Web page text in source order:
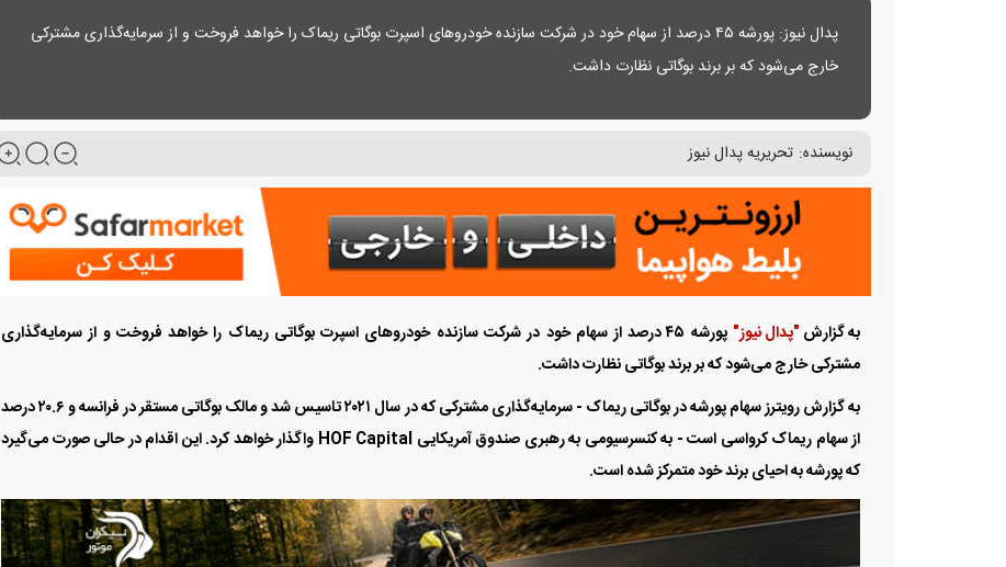
پدال نیوز: پورشه ۴۵ درصد از سهام خود در شرکت سازنده خودرو‌های اسپرت بوگاتی ریماک را خواهد فروخت و از سرمایه‌گذاری مشترکی
خارج می‌شود که بر برند بوگاتی نظارت داشت.
نویسنده: تحریریه پدال نیوز
به گزارش"پدال نیوز"
پورشه ۴۵ درصد از سهام خود در شرکت سازنده خودرو‌های اسپرت بوگاتی ریماک را خواهد فروخت و از سرمایه‌گذاری
مشترکی خارج می‌شود که بر برند بوگاتی نظارت داشت.
به گزارش رویترز سهام پورشه در بوگاتی ریماک - سرمایه‌گذاری مشترکی که در سال ۲۰۲۱ تاسیس شد و مالک بوگاتی مستقر در فرانسه و ۲۰.۶ درصد
از سهام ریماک کرواسی است - به کنسرسیومی به رهبری صندوق آمریکایی HOF Capital واگذار خواهد کرد. این اقدام در حالی صورت می‌گیرد
که پورشه به احیای برند خود متمرکز شده است.